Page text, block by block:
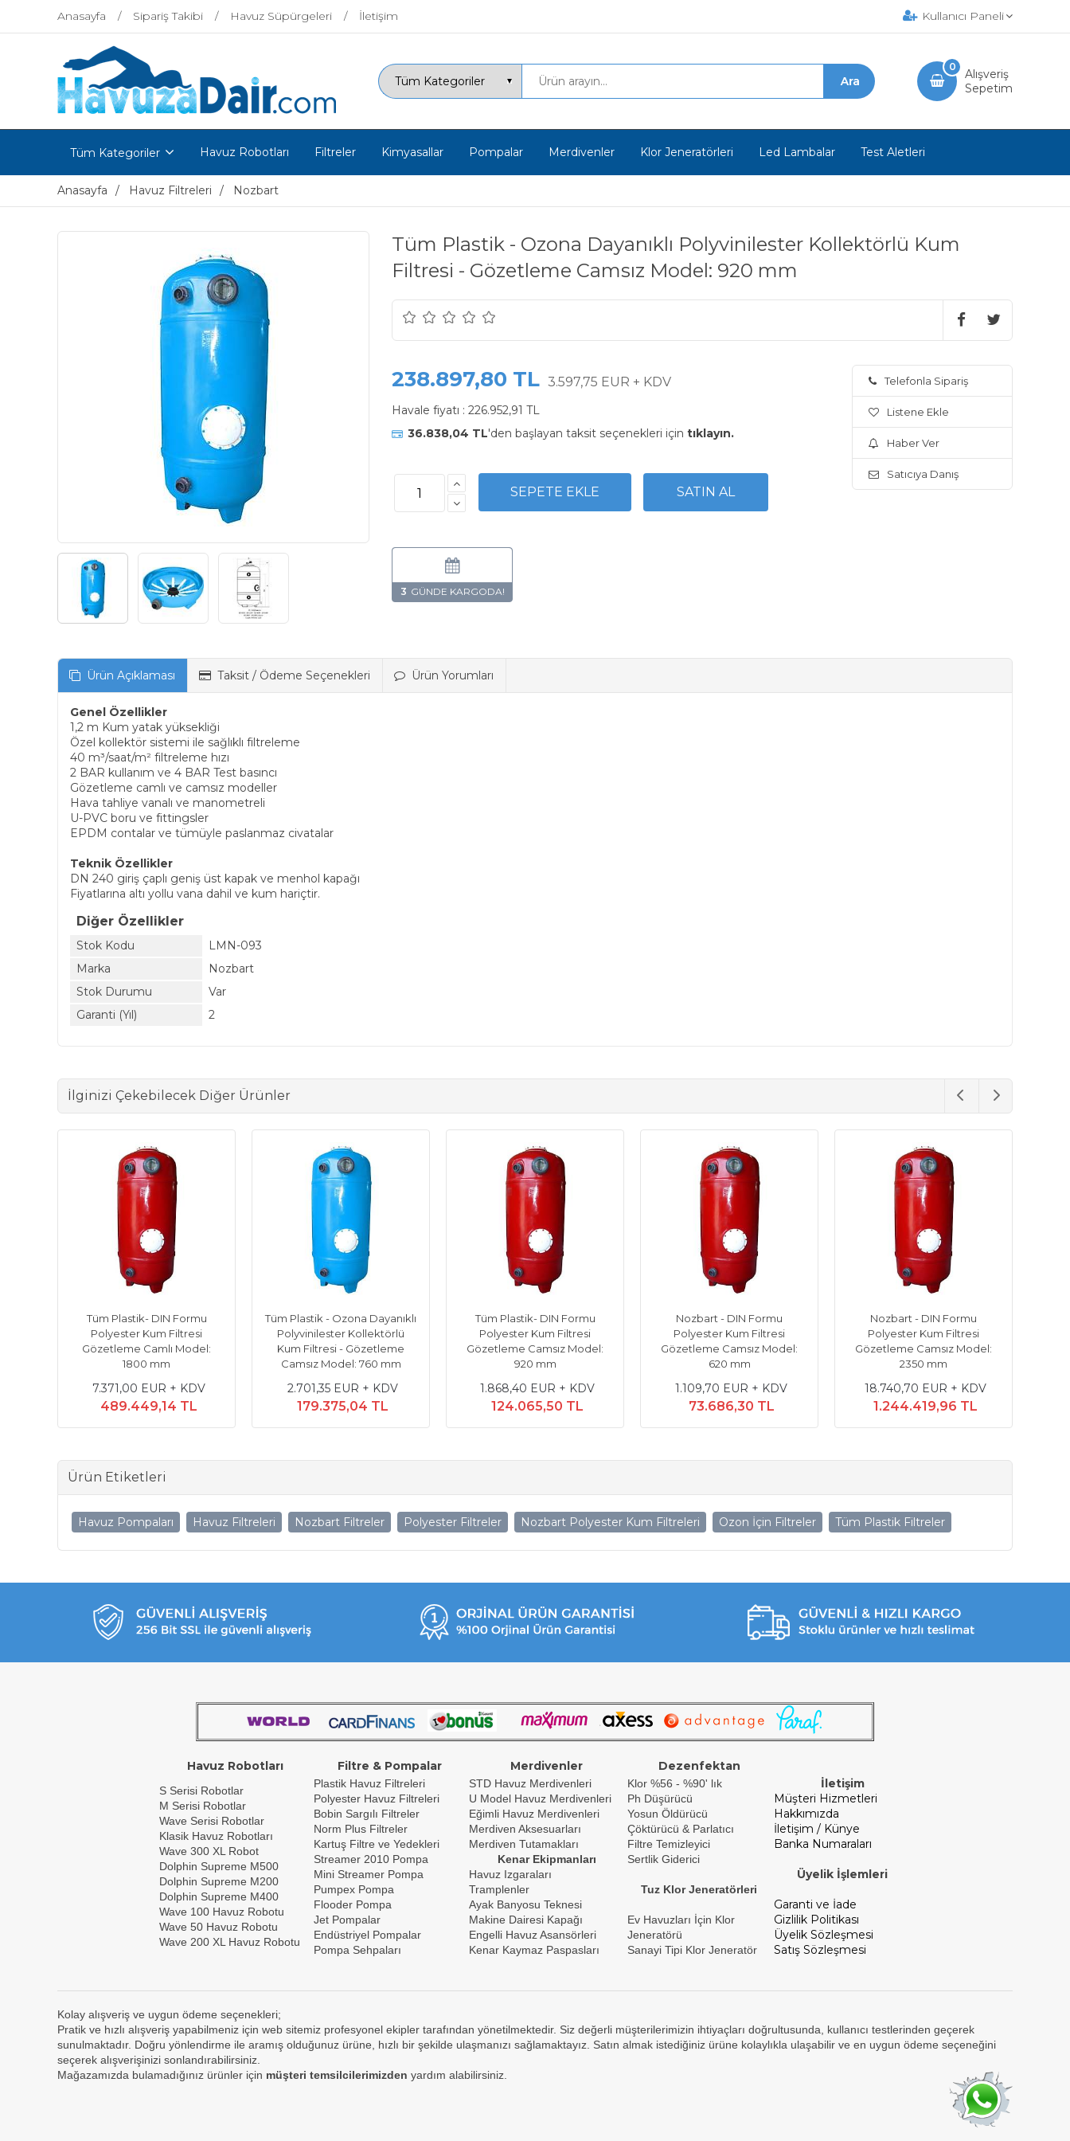
Anasayfa Sipariş Takibi Havuz Süpürgeleri İletişim Kullanıcı Paneli
Alışveriş
Sepetim
0
Tüm Kategoriler Havuz Robotları Filtreler Kimyasallar Pompalar Merdivenler Klor Jeneratörleri Led Lambalar Test Aletleri
Anasayfa Havuz Filtreleri Nozbart
Tüm Plastik - Ozona Dayanıklı Polyvinilester Kollektörlü Kum
Filtresi - Gözetleme Camsız Model: 920 mm
238.897,80 TL 3.597,75 EUR + KDV
Havale fiyatı : 226.952,91 TL
36.838,04 TL'den başlayan taksit seçenekleri için tıklayın.
3
Telefonla Sipariş
Listene Ekle
Haber Ver
Satıcıya Danış
Ürün Açıklaması Taksit / Ödeme Seçenekleri Ürün Yorumları
Genel Özellikler
1,2 m Kum yatak yüksekliği
Özel kollektör sistemi ile sağlıklı filtreleme
40 m³/saat/m² filtreleme hızı
2 BAR kullanım ve 4 BAR Test basıncı
Gözetleme camlı ve camsız modeller
Hava tahliye vanalı ve manometreli
U-PVC boru ve fittingsler
EPDM contalar ve tümüyle paslanmaz civatalar
Teknik Özellikler
DN 240 giriş çaplı geniş üst kapak ve menhol kapağı
Fiyatlarına altı yollu vana dahil ve kum hariçtir.
Diğer Özellikler
Stok Kodu
LMN-093
Marka
Nozbart
Stok Durumu
Var
Garanti (Yıl)
2
İlginizi Çekebilecek Diğer Ürünler
Tüm Plastik- DIN Formu
Polyester Kum Filtresi
Gözetleme Camlı Model:
1800 mm
7.371,00 EUR + KDV
489.449,14 TL
Tüm Plastik - Ozona Dayanıklı
Polyvinilester Kollektörlü
Kum Filtresi - Gözetleme
Camsız Model: 760 mm
2.701,35 EUR + KDV
179.375,04 TL
Tüm Plastik- DIN Formu
Polyester Kum Filtresi
Gözetleme Camsız Model:
920 mm
1.868,40 EUR + KDV
124.065,50 TL
Nozbart - DIN Formu
Polyester Kum Filtresi
Gözetleme Camsız Model:
620 mm
1.109,70 EUR + KDV
73.686,30 TL
Nozbart - DIN Formu
Polyester Kum Filtresi
Gözetleme Camsız Model:
2350 mm
18.740,70 EUR + KDV
1.244.419,96 TL
Ürün Etiketleri
Havuz Pompaları Havuz Filtreleri Nozbart Filtreler Polyester Filtreler Nozbart Polyester Kum Filtreleri Ozon İçin Filtreler Tüm Plastik Filtreler
Havuz Robotları Filtre & Pompalar Merdivenler Dezenfektan
S Serisi Robotlar
M Serisi Robotlar
Wave Serisi Robotlar
Klasik Havuz Robotları
Wave 300 XL Robot
Dolphin Supreme M500
Dolphin Supreme M200
Dolphin Supreme M400
Wave 100 Havuz Robotu
Wave 50 Havuz Robotu
Wave 200 XL Havuz Robotu
Plastik Havuz Filtreleri
Polyester Havuz Filtreleri
Bobin Sargılı Filtreler
Norm Plus Filtreler
Kartuş Filtre ve Yedekleri
Streamer 2010 Pompa
Mini Streamer Pompa
Pumpex Pompa
Flooder Pompa
Jet Pompalar
Endüstriyel Pompalar
Pompa Sehpaları
STD Havuz Merdivenleri
U Model Havuz Merdivenleri
Eğimli Havuz Merdivenleri
Merdiven Aksesuarları
Merdiven Tutamakları
Kenar Ekipmanları
Havuz Izgaraları
Tramplenler
Ayak Banyosu Teknesi
Makine Dairesi Kapağı
Engelli Havuz Asansörleri
Kenar Kaymaz Paspasları
Klor %56 - %90' lık
Ph Düşürücü
Yosun Öldürücü
Çöktürücü & Parlatıcı
Filtre Temizleyici
Sertlik Giderici
Tuz Klor Jeneratörleri
Ev Havuzları İçin Klor
Jeneratörü
Sanayi Tipi Klor Jeneratör
İletişim
Müşteri Hizmetleri
Hakkımızda
İletişim / Künye
Banka Numaraları
Üyelik İşlemleri
Garanti ve İade
Gizlilik Politikası
Üyelik Sözleşmesi
Satış Sözleşmesi
Kolay alışveriş ve uygun ödeme seçenekleri;
Pratik ve hızlı alışveriş yapabilmeniz için web sitemiz profesyonel ekipler tarafından yönetilmektedir. Siz değerli müşterilerimizin ihtiyaçları doğrultusunda, kullanıcı testlerinden geçerek
sunulmaktadır. Doğru yönlendirme ile aramış olduğunuz ürüne, hızlı bir şekilde ulaşmanızı sağlamaktayız. Satın almak istediğiniz ürüne kolaylıkla ulaşabilir ve en uygun ödeme seçeneğini
seçerek alışverişinizi sonlandırabilirsiniz.
Mağazamızda bulamadığınız ürünler için müşteri temsilcilerimizden yardım alabilirsiniz.